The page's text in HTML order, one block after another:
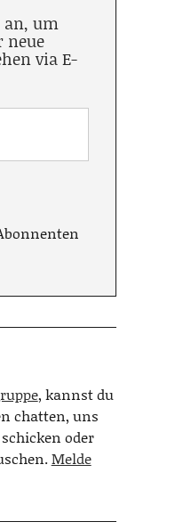
an, um
neue
via E-
, kannst du
chatten, uns
oder
Melde